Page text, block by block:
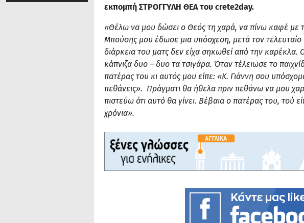
εκπομπή ΣΤΡΟΓΓΥΛΗ ΘΕΑ του crete2day.
«Θέλω να μου δώσει ο Θεός τη χαρά, να πίνω καφέ
Μπούσης μου έδωσε μια υπόσχεση, μετά τον
διάρκεια του ματς δεν είχα σηκωθεί από την
κάπνιζα δυο – δυο τα τσιγάρα. Όταν τέλειωσε το
πατέρας του κι αυτός μου είπε: «Κ. Γιάννη σου
πεθάνεις». Πράγματι θα ήθελα πριν πεθάνω να μου
πιστεύω ότι αυτό θα γίνει. Βέβαια ο πατέρας του, τού
χρόνια».